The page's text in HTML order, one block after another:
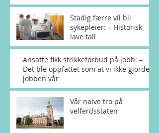
Stadig færre vil bli
sykepleier: – Historisk
lave tall
Ansatte fikk strikkeforbud på jobb: –
Det ble oppfattet som at vi ikke gjorde
jobben vår
Vår naive tro på
velferdsstaten